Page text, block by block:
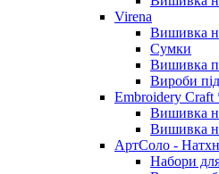
Virena
Вишивка
Сумки
Вишивка
Вироби
Embroidery Craft
Вишивка
Вишивка
АртСоло -
Набори